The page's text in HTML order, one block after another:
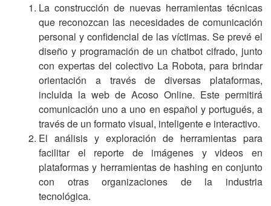
La construcción de nuevas herramientas técnicas
que reconozcan las necesidades de comunicación
personal y confidencial de las víctimas. Se prevé el
diseño y programación de un chatbot cifrado, junto
con expertas del colectivo La Robota, para brindar
orientación a través de diversas plataformas,
incluida la web de Acoso Online. Este permitirá
comunicación uno a uno en español y portugués, a
través de un formato visual, inteligente e interactivo.
El análisis y exploración de herramientas para
facilitar el reporte de imágenes y videos en
plataformas y herramientas de hashing en conjunto
con otras organizaciones de la industria
tecnológica.